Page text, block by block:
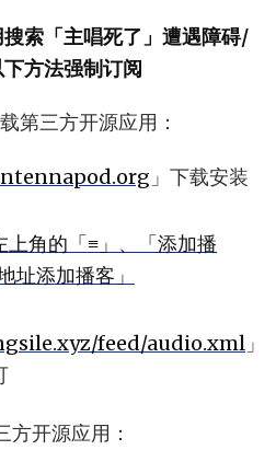
索「主唱死了」遭遇障碍/
方法强制订阅
第三方开源应用：
」下载安装
角的「≡」、「添加播
址添加播客」
feed/audio.xml 」
方开源应用：